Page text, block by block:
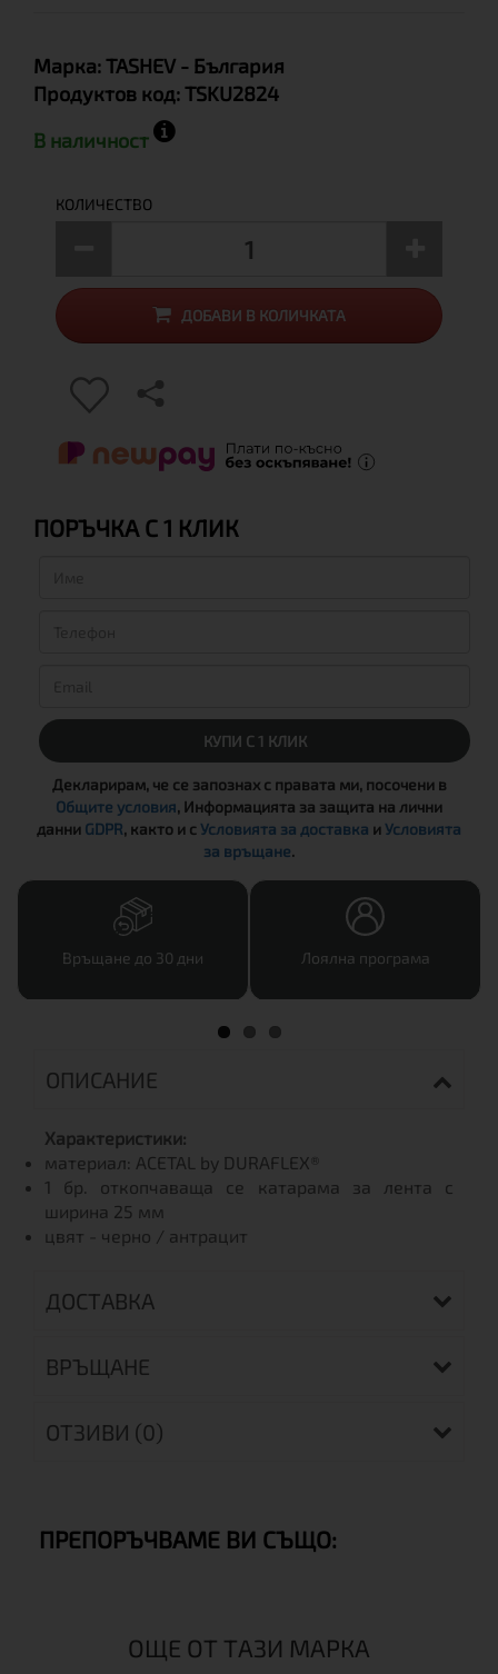
Марка:TASHEV - България
Продуктов код:TSKU2824
В наличност
КОЛИЧЕСТВО
ДОБАВИ В КОЛИЧКАТА
ПОРЪЧКА С 1 КЛИК
КУПИ С 1 КЛИК
Декларирам, че се запознах с правата ми, посочени в
Общите условия, Информацията за защита на лични
данни GDPR, както и сУсловията за доставка иУсловията
за връщане.
Връщане до 30 дни Лоялна програма
ОПИСАНИЕ
Характеристики:
материал: ACETAL by DURAFLEX®
1 бр. откопчаваща се катарама за лента с
ширина 25 мм
цвят - черно / антрацит
ДОСТАВКА
ВРЪЩАНЕ
ОТЗИВИ (0)
ПРЕПОРЪЧВАМЕ ВИ СЪЩО:
ОЩЕ ОТ ТАЗИ МАРКА